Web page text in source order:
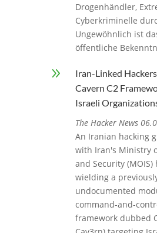
Drogenhändler,
Cyberkriminelle
Ungewöhnlich ist
öffentliche
9
Iran-Linked
Cavern C2
Israeli
The Hacker News
An Iranian hacking
with Iran's Ministry
and Security (MOIS)
wielding a
undocumented
command-and-
framework dubbed